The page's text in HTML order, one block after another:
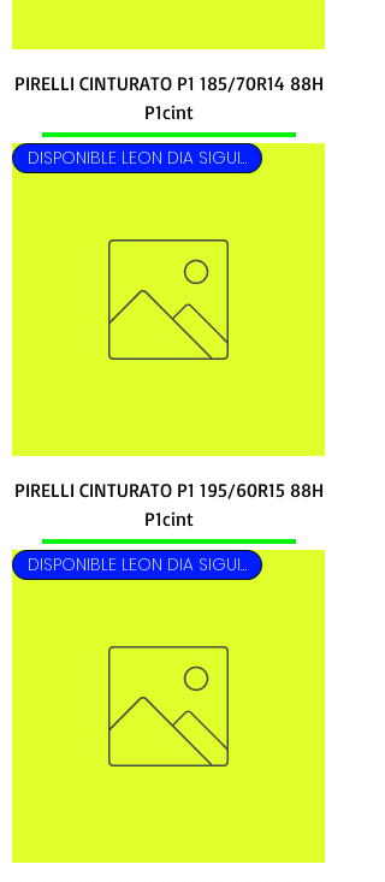
PIRELLI CINTURATO P1 185/70R14 88H
P1cint
DISPONIBLE LEON DIA SIGUIENTE
PIRELLI CINTURATO P1 195/60R15 88H
P1cint
DISPONIBLE LEON DIA SIGUIENTE